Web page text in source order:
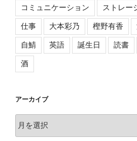
コミュニケーション ストレー
仕事 大本彩乃 樫野有香
自鯖 英語 誕生日 読書
酒
アーカイブ
ー